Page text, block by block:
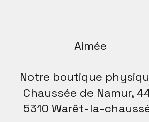
Aimée
Notre boutique
Chaussée de Namur,
5310 Warêt-la-